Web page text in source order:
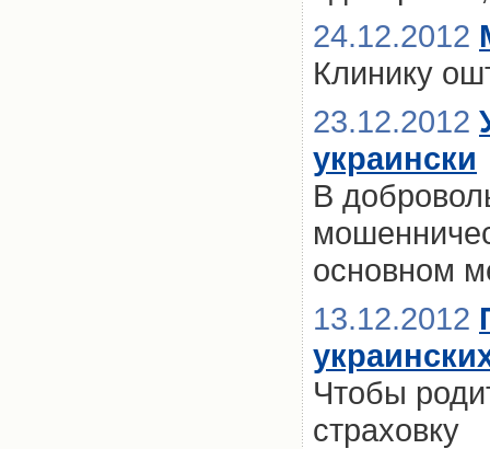
24.12.2012
Клинику
23.12.2012
украински
В
основном
13.12.2012
Чтобы
страховку